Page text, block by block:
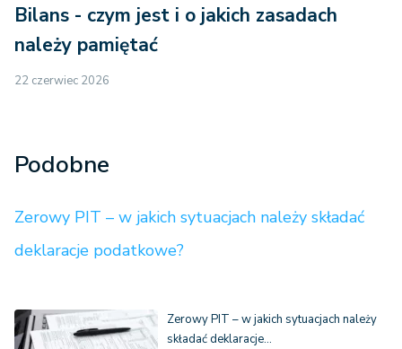
Bilans - czym jest i o jakich zasadach
należy pamiętać
22 czerwiec 2026
Podobne
Zerowy PIT – w jakich sytuacjach należy składać
deklaracje podatkowe?
Zerowy PIT – w jakich sytuacjach należy
składać deklaracje…